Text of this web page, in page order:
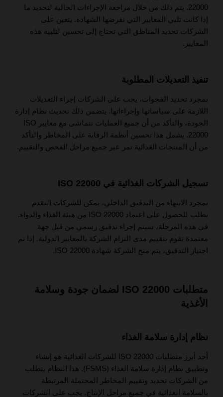
22000. يتم ذلك من خلال مراجعة الإجراءات الحالية لتحديد ما
إذا كانت تلبي المعايير التي تفرضها الشهادة. يتعين على
الشركات تحديد المناطق التي تحتاج إلى تحسين لتلبية هذه
المعايير.
تنفيذ التعديلات المطلوبة
بمجرد تحديد الفجوات، يجب على الشركات إجراء التعديلات
اللازمة على سياساتها وإجراءاتها. يتضمن ذلك تحديث نظام إدارة
الجودة، والتأكد من أن جميع العمليات تتماشى مع معايير ISO
22000. يشمل هذا تحسين أنظمة الرقابة على المخاطر والتأكد
من أن المنتجات الغذائية تمر عبر جميع مراحل الفحص والتقييم.
تسجيل الشركات الغذائية في ISO 22000
بمجرد الانتهاء من التدقيق الداخلي، يمكن للشركات التقدم
بطلب للحصول على اعتماد ISO 22000 من هيئة الغذاء والدواء.
في هذه المرحلة، سيتم إجراء تدقيق رسمي من قبل جهة
معتمدة تقوم بتقييم مدى التزام الشركة بالمعايير الدولية. إذا تم
اجتياز التدقيق، يتم منح الشركة شهادة ISO 22000.
متطلبات ISO 22000 لضمان جودة وسلامة
الأغذية
نظام إدارة سلامة الغذاء
أحد أبرز متطلبات ISO 22000 للشركات الغذائية هو إنشاء
وتطبيق نظام إدارة سلامة الغذاء (FSMS). هذا النظام يتطلب
من الشركات تحديد وتقييم المخاطر المحتملة المرتبطة
بالسلامة الغذائية في جميع مراحل الإنتاج. يجب على الشركات